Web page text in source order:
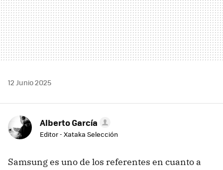
12 Junio 2025
Alberto García
Editor - Xataka Selección
Samsung es uno de los referentes en cuanto a